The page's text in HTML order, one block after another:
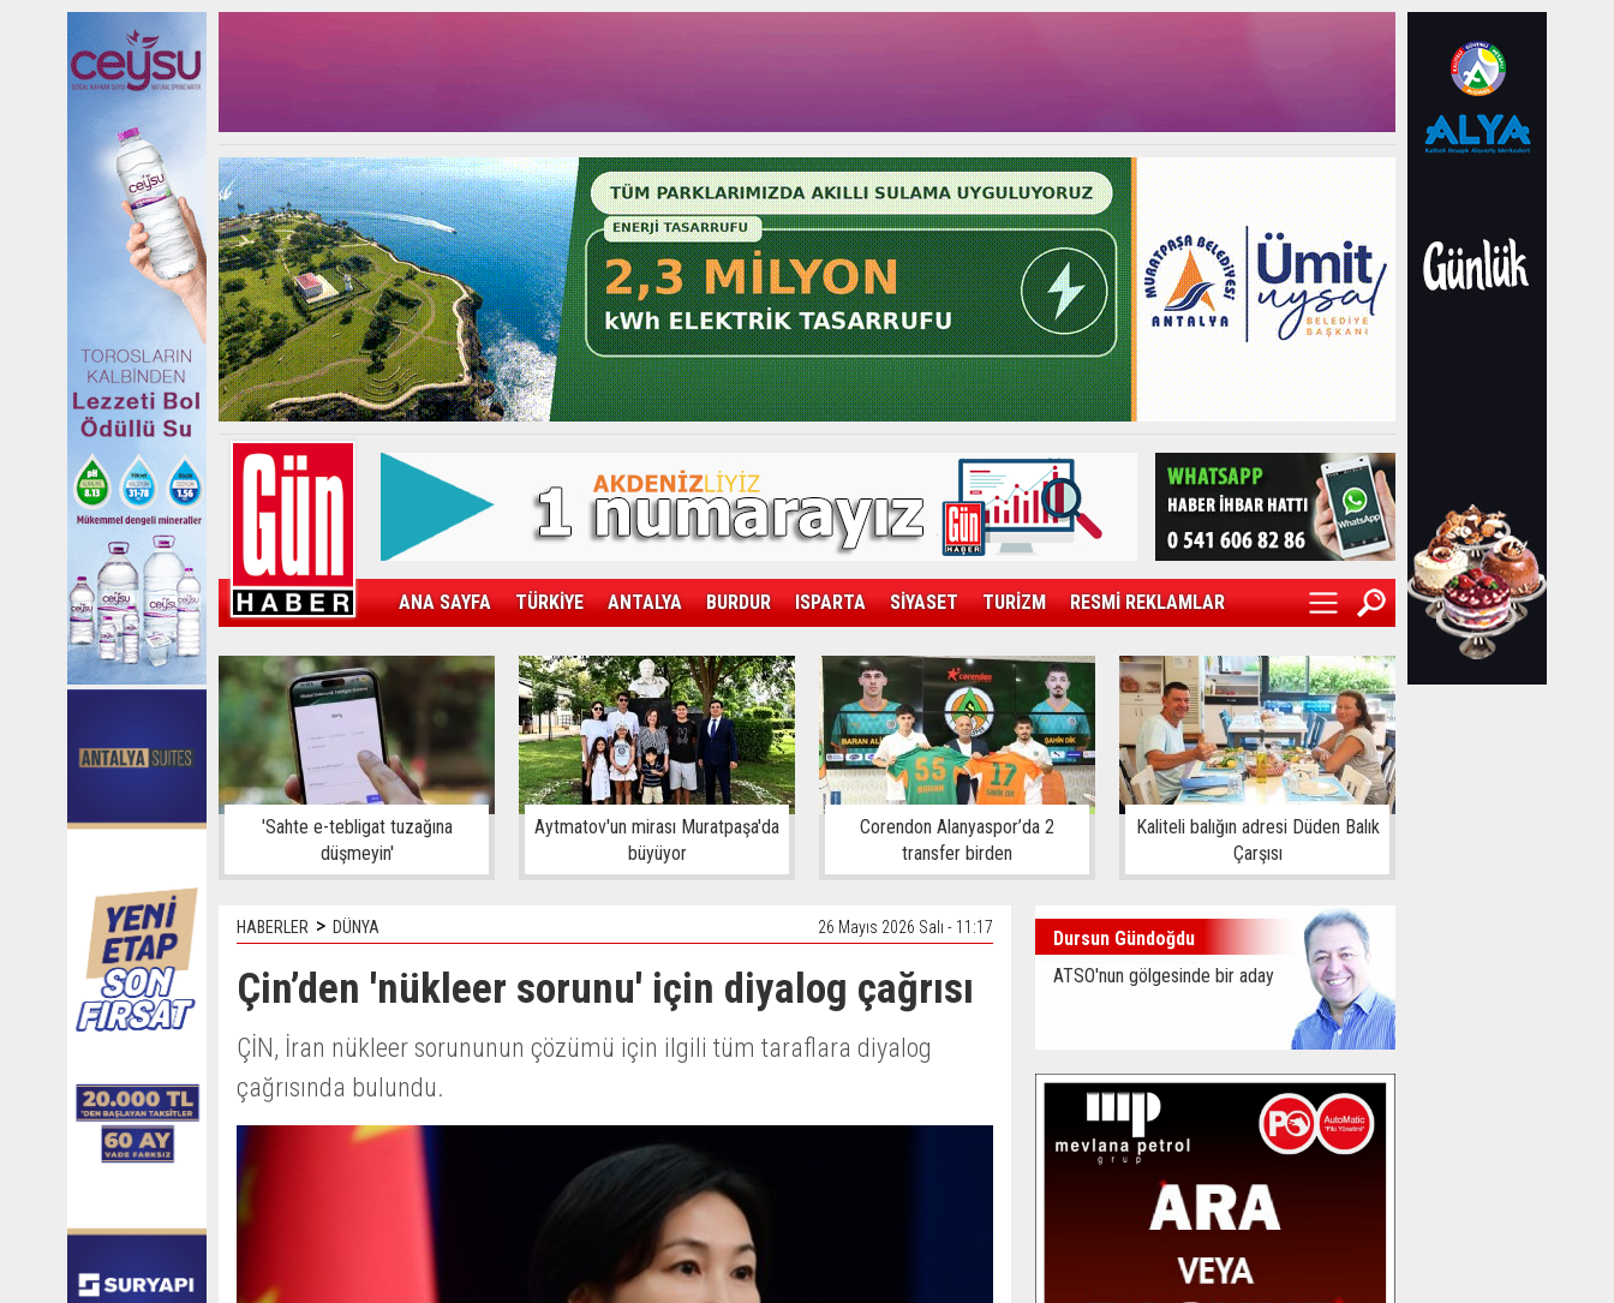
ANA SAYFA TÜRKİYE ANTALYA BURDUR ISPARTA SİYASET TURİZM RESMİ REKLAMLAR
KAMPÜS SPOR GÜN'ÜN ÜRÜNÜ SAĞLIK EKONOMİ DÜNYA
'Sahte e-tebligat tuzağına
düşmeyin'
Aytmatov'un mirası Muratpaşa'da
büyüyor
Corendon Alanyaspor’da 2
transfer birden
Kaliteli balığın adresi Düden Balık
Çarşısı
HABERLER > DÜNYA 26 Mayıs 2026 Salı - 11:17
Çin’den 'nükleer sorunu' için diyalog çağrısı
ÇİN, İran nükleer sorununun çözümü için ilgili tüm taraflara diyalog
çağrısında bulundu.
Dursun Gündoğdu
ATSO'nun gölgesinde bir aday